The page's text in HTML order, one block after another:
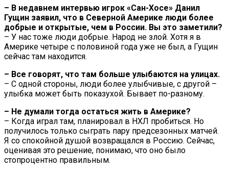
– В недавнем интервью игрок «Сан-Хосе» Данил
Гущин заявил, что в Северной Америке люди более
добрые и открытые, чем в России. Вы это заметили?
– У нас тоже люди добрые. Народ не злой. Хотя я в
Америке четыре с половиной года уже не был, а Гущин
сейчас там находится.
– Все говорят, что там больше улыбаются на улицах.
– С одной стороны, люди более улыбчивые, с другой –
улыбка может быть показухой. Бывает по-разному.
– Не думали тогда остаться жить в Америке?
– Когда играл там, планировал в НХЛ пробиться. Но
получилось только сыграть пару предсезонных матчей.
Я со спокойной душой возвращался в Россию. Сейчас,
оценивая это решение, понимаю, что оно было
стопроцентно правильным.